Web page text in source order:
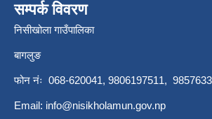
सम्पर्क विवरण
निसीखोला गाउँपालिका
बागलुङ
फोन नंः 068-620041, 9806197511,
Email: info@nisikholamun.gov.np